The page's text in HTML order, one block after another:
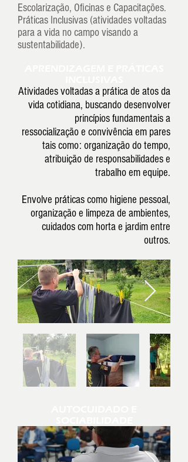
Atividades voltadas a prática de atos da
vida cotidiana, buscando desenvolver
princípios fundamentais a
ressocialização e convivência em pares
tais como: organização do tempo,
atribuição de responsabilidades e
trabalho em equipe.
Envolve práticas como higiene pessoal,
organização e limpeza de ambientes,
cuidados com horta e jardim entre
outros.
Escolarização, Oficinas e Capacitações.
Práticas Inclusivas (atividades voltadas
para a vida no campo visando a
sustentabilidade).